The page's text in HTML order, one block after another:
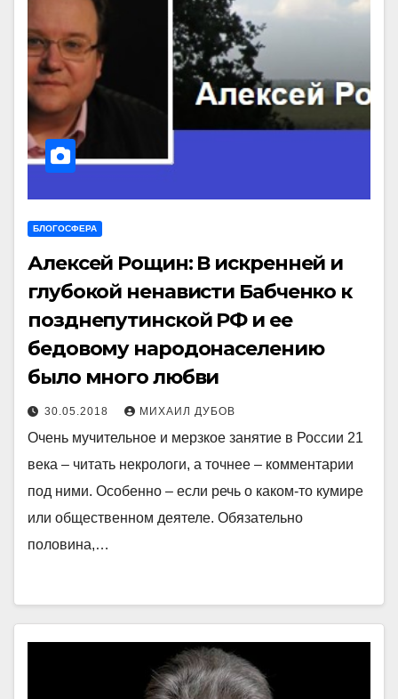
БЛОГОСФЕРА
Алексей Рощин: В искренней и
глубокой ненависти Бабченко к
позднепутинской РФ и ее
бедовому народонаселению
было много любви
30.05.2018 МИХАИЛ ДУБОВ
Очень мучительное и мерзкое занятие в России 21
века – читать некрологи, а точнее – комментарии
под ними. Особенно – если речь о каком-то кумире
или общественном деятеле. Обязательно
половина,…